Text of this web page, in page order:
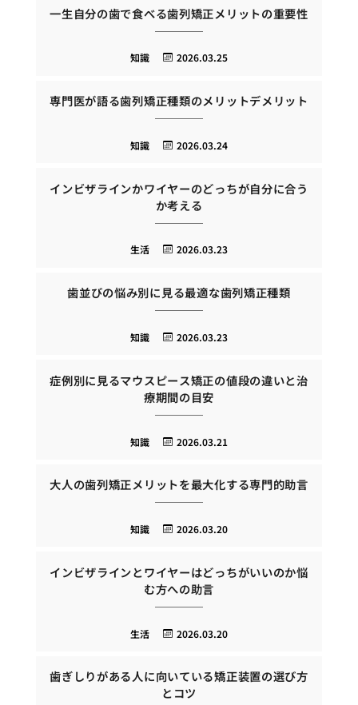
一生自分の歯で食べる歯列矯正メリットの重要性
2026.03.25
知識
専門医が語る歯列矯正種類のメリットデメリット
2026.03.24
知識
インビザラインかワイヤーのどっちが自分に合う
か考える
2026.03.23
生活
歯並びの悩み別に見る最適な歯列矯正種類
2026.03.23
知識
症例別に見るマウスピース矯正の値段の違いと治
療期間の目安
2026.03.21
知識
大人の歯列矯正メリットを最大化する専門的助言
2026.03.20
知識
インビザラインとワイヤーはどっちがいいのか悩
む方への助言
2026.03.20
生活
歯ぎしりがある人に向いている矯正装置の選び方
とコツ